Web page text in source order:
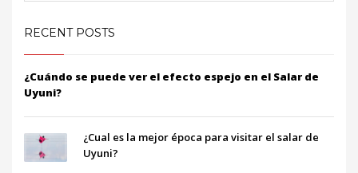
RECENT POSTS
¿Cuándo se puede ver el efecto espejo en el Salar de
Uyuni?
¿Cual es la mejor época para visitar el salar de
Uyuni?